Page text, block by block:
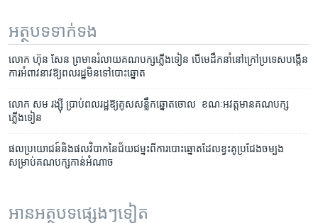
អត្ថបទ​ទាក់ទង
​លោក ហ៊ុន សែន ព្រមាន​រំលាយ​គណបក្ស​ភ្លើងទៀន ​បើ​មេដឹកនាំ​នៅ​ក្រៅ​ប្រទេស​បង្កើន​
ការ​អំពាវនាវ​ឱ្យ​ពលរដ្ឋ​មិន​ទៅ​បោះ​ឆ្នោត
លោក ​សម រង្ស៊ី ​ប្រាប់​ពលរដ្ឋ​ឱ្យ​គូស​សន្លឹក​ឆ្នោត​ចោល ​ខណៈ​អវត្តមាន​គណបក្ស​
ភ្លើងទៀន​
ផល​ប្រយោជន៍​និង​ផល​វិបាក​នៃ​ជ័យជម្នះ​ពី​ការ​បោះឆ្នោត​ដែល​​ខ្វះ​គូប្រជែង​ចម្បង​
សម្រាប់​គណបក្ស​កាន់​អំណាច
អានអត្ថបទផ្សេងៗទៀត